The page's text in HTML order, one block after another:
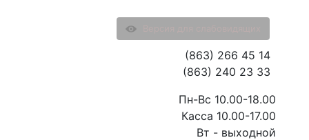
(863) 266 45 14
(863) 240 23 33
Пн-Вс 10.00-18.00
Касса 10.00-17.00
Вт - выходной